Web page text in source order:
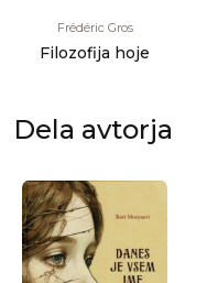
Frédéric Gros
Filozofija hoje
Dela avtorja